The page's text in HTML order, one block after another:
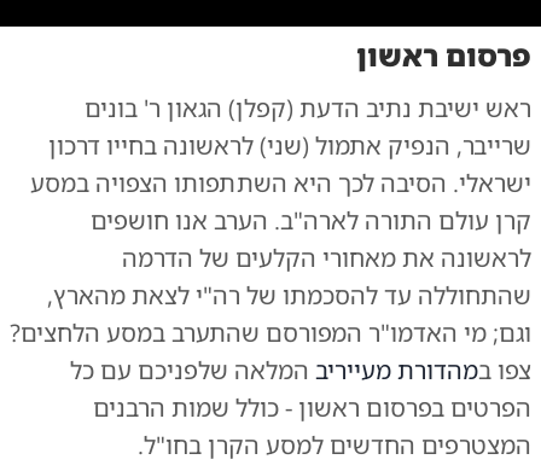
בר אור
פרסום ראשון
ראש ישיבת נתיב הדעת (קפלן) הגאון ר' בונים
שרייבר, הנפיק אתמול (שני) לראשונה בחייו דרכון
ישראלי. הסיבה לכך היא השתתפותו הצפויה במסע
קרן עולם התורה לארה"ב. הערב אנו חושפים
לראשונה את מאחורי הקלעים של הדרמה
שהתחוללה עד להסכמתו של רה"י לצאת מהארץ,
וגם; מי האדמו"ר המפורסם שהתערב במסע הלחצים?
צפו במהדורת מעייריב המלאה שלפניכם עם כל
הפרטים בפרסום ראשון - כולל שמות הרבנים
המצטרפים החדשים למסע הקרן בחו"ל.